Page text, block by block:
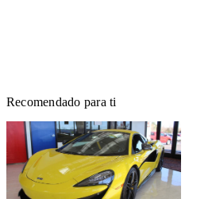
Recomendado para ti